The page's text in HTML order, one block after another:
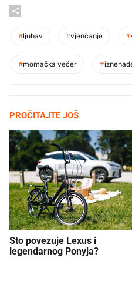
#ljubav #vjenčanje #
#momačka večer #
PROČITAJTE JOŠ
Što povezuje Lexus i
legendarnog Ponyja?